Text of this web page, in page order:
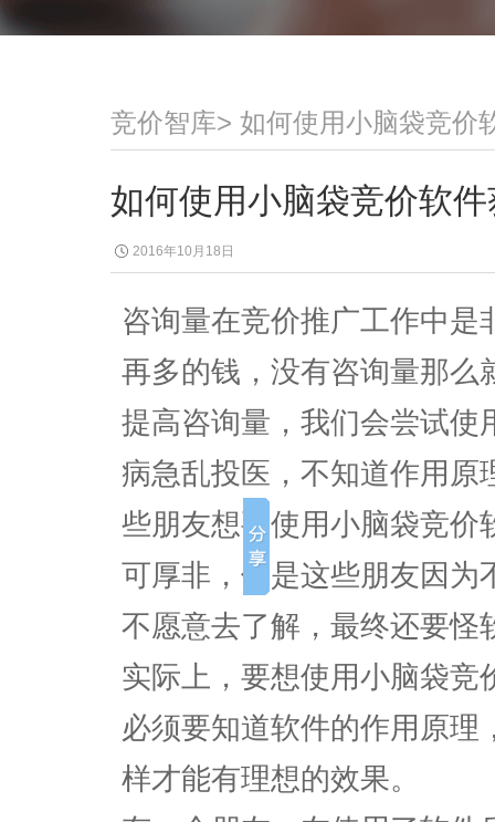
竞价智库> 如何使用小脑袋竞价
如何使用小脑袋竞价软
2016年10月18日
咨询量在竞价推广工作中
再多的钱，没有咨询量那么
提高咨询量，我们会尝试使
病急乱投医，不知道作用原
些朋友想要使用小脑袋竞价
可厚非，但是这些朋友因为
不愿意去了解，最终还要怪
实际上，要想使用小脑袋竞
必须要知道软件的作用原
样才能有理想的效果。